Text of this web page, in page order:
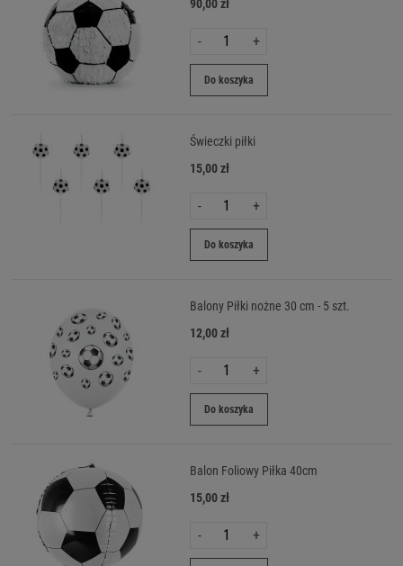
90,00 zł
- +
Do koszyka
Świeczki piłki
15,00 zł
- +
Do koszyka
Balony Piłki nożne 30 cm - 5 szt.
12,00 zł
- +
Do koszyka
Balon Foliowy Piłka 40cm
15,00 zł
- +